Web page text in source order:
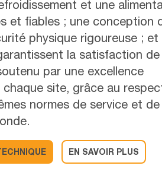
et une
et fiables ; une conception
physique rigoureuse ; et
la satisfaction de
par une excellence
chaque site, grâce au
normes de service et de
EN SAVOIR PLUS